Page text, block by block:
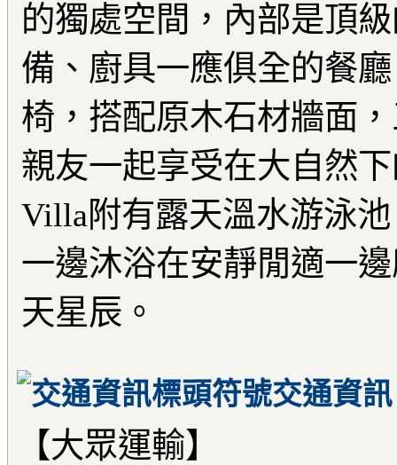
的獨處空間，內部是頂
備、廚具一應俱全的餐
椅，搭配原木石材牆面
親友一起享受在大自然
Villa附有露天溫水游泳
一邊沐浴在安靜閒適一
天星辰。
交通資訊
【大眾運輸】